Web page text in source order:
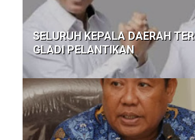
SELURUH KEPALA DAERAH
GLADI PELANTIKAN